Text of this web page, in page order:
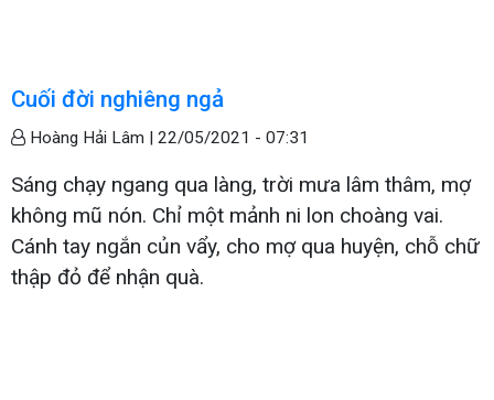
Cuối đời nghiêng ngả
Hoàng Hải Lâm | 22/05/2021 - 07:31
Sáng chạy ngang qua làng, trời mưa lâm thâm, mợ
không mũ nón. Chỉ một mảnh ni lon choàng vai.
Cánh tay ngắn củn vẩy, cho mợ qua huyện, chỗ chữ
thập đỏ để nhận quà.